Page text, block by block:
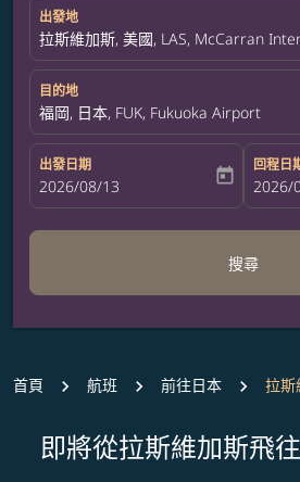
出發地
拉斯維加斯, 美國, LAS, McCarran
目的地
福岡, 日本, FUK, Fukuoka Airport
出發日期
fc-booking-departure-date-aria-label
2026/08/13 today
回程日
fc-
2026/
搜尋
首頁 航班 前往日本 拉斯
即將從拉斯維加斯飛
無符合您設定條件的票價，請調